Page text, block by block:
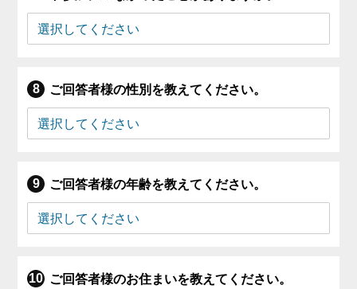
ご回答者様の性別を教えてください。
ご回答者様の年齢を教えてください。
ご回答者様のお住まいを教えてください。